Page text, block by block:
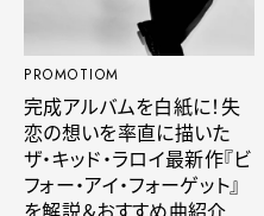
PROMOTIOM
完成アルバムを白紙に！失
恋の想いを率直に描いた
ザ・キッド・ラロイ最新作『ビ
フォー・アイ・フォーゲット』